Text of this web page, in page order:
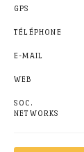
GPS
TÉLÉPHONE
E-MAIL
WEB
SOC.
NETWORKS